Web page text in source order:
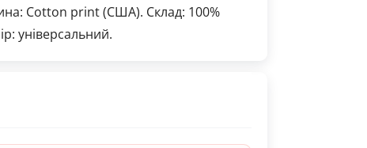
Cotton print (США). Склад: 100%
універсальний.